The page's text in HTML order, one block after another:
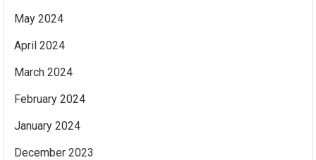
May 2024
April 2024
March 2024
February 2024
January 2024
December 2023